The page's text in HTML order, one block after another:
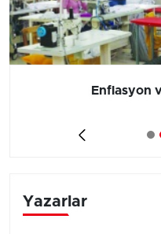
Enflasyon
Yazarlar